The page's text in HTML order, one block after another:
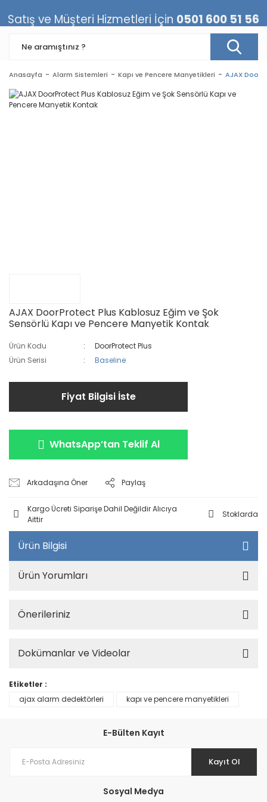
Anasayfa Alarm Sistemleri Kapı ve Pencere Manyetikleri AJAX
AJAX DoorProtect Plus Kablosuz Eğim ve Şok
Sensörlü Kapı ve Pencere Manyetik Kontak
Ürün Kodu
DoorProtect Plus
Ürün Serisi
Baseline
Fiyat Bilgisi İste
WhatsApp’tan Teklif Al
Arkadaşına Öner Paylaş
Kargo Ücreti Siparişe Dahil Değildir Alıcıya
Aittir
Stoklarda
Ürün Bilgisi
Ürün Yorumları
Önerileriniz
Dokümanlar ve Videolar
Etiketler :
ajax alarm dedektörleri
kapı ve pencere manyetikleri
E-Bülten Kayıt
Kayıt Ol
Sosyal Medya
Satış ve Müşteri Hizmetleri İçin 0501 600 51 56